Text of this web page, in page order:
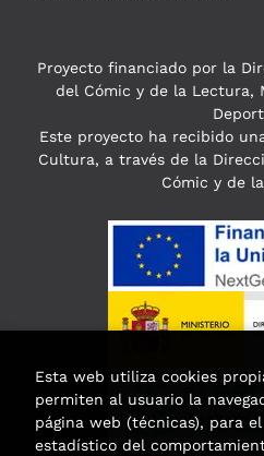
Proyecto financiado por la
del Cómic y de la Lectura,
Este proyecto ha recibido
Cultura, a través de la
Cómic y de
Esta web utiliza cookies
permiten al usuario la
página web (técnicas), para
estadístico del